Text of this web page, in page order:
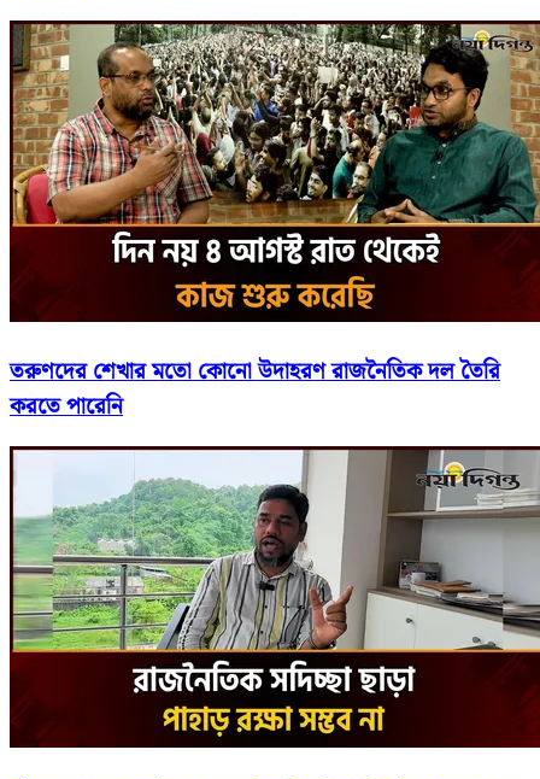
তরুণদের শেখার মতো কোনো উদাহরণ রাজনৈতিক দল তৈরি
করতে পারেনি